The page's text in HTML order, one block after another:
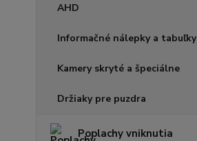
AHD
Informačné nálepky a tabuľky
Kamery skryté a špeciálne
Držiaky pre puzdra
Poplachy vniknutia